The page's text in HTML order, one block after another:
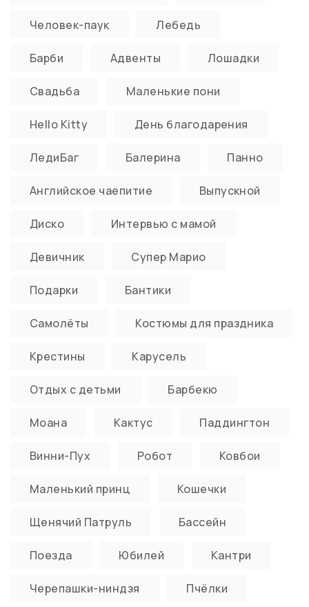
Человек-паук Лебедь
Барби Адвенты Лошадки
Свадьба Маленькие пони
Hello Kitty День благодарения
ЛедиБаг Балерина Панно
Английское чаепитие Выпускной
Диско Интервью с мамой
Девичник Супер Марио
Подарки Бантики
Самолёты Костюмы для праздника
Крестины Карусель
Отдых с детьми Барбекю
Моана Кактус Паддингтон
Винни-Пух Робот Ковбои
Маленький принц Кошечки
Щенячий Патруль Бассейн
Поезда Юбилей Кантри
Черепашки-ниндзя Пчёлки